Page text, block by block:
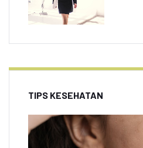
TIPS KESEHATAN